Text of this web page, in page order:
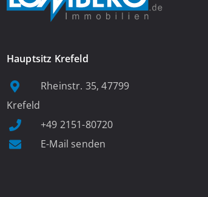
Hauptsitz Krefeld
Rheinstr. 35, 47799
Krefeld
+49 2151-80720
E-Mail senden